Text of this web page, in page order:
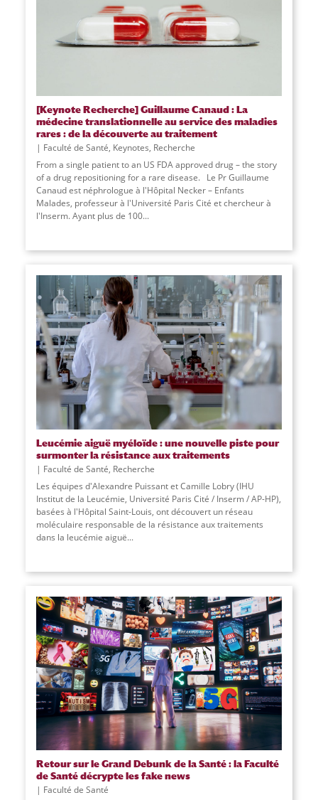
[Keynote Recherche] Guillaume Canaud : La
médecine translationnelle au service des maladies
rares : de la découverte au traitement
Faculté de Santé, Keynotes, Recherche
From a single patient to an US FDA approved drug – the story
of a drug repositioning for a rare disease. Le Pr Guillaume
Canaud est néphrologue à l'Hôpital Necker – Enfants
Malades, professeur à l'Université Paris Cité et chercheur à
l'Inserm. Ayant plus de 100...
Leucémie aiguë myéloïde : une nouvelle piste pour
surmonter la résistance aux traitements
Faculté de Santé, Recherche
Les équipes d'Alexandre Puissant et Camille Lobry (IHU
Institut de la Leucémie, Université Paris Cité / Inserm / AP-HP),
basées à l'Hôpital Saint-Louis, ont découvert un réseau
moléculaire responsable de la résistance aux traitements
dans la leucémie aiguë...
Retour sur le Grand Debunk de la Santé : la Faculté
de Santé décrypte les fake news
Faculté de Santé